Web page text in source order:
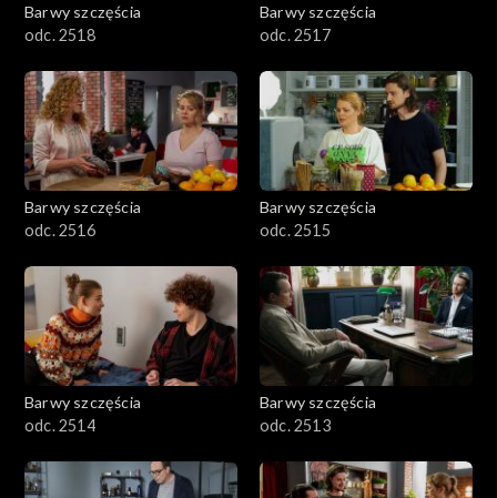
Barwy szczęścia
odc. 2518
Barwy szczęścia
odc. 2517
Barwy szczęścia
odc. 2516
Barwy szczęścia
odc. 2515
Barwy szczęścia
odc. 2514
Barwy szczęścia
odc. 2513